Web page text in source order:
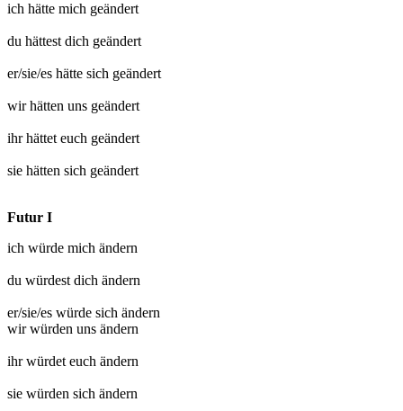
ich hätte mich geändert
du hättest dich geändert
er/sie/es hätte sich geändert
wir hätten uns geändert
ihr hättet euch geändert
sie hätten sich geändert
Futur I
ich würde mich ändern
du würdest dich ändern
er/sie/es würde sich ändern
wir würden uns ändern
ihr würdet euch ändern
sie würden sich ändern